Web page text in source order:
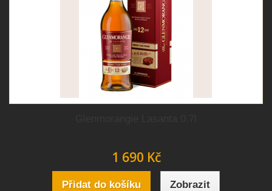
1 690 Kč
Přidat do košíku Zobrazit